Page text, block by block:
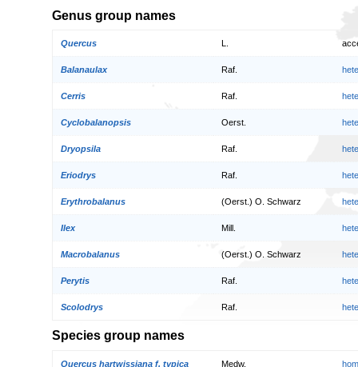
Genus group names
Quercus
Balanaulax Raf.
Cerris Raf.
Cyclobalanopsis Oerst.
Dryopsila Raf.
Eriodrys Raf.
Erythrobalanus (Oerst.) O. Schwarz
Ilex Mill.
Macrobalanus (Oerst.) O. Schwarz
Perytis Raf.
Scolodrys Raf.
Species group names
Quercus hartwissiana f. typica Medw.